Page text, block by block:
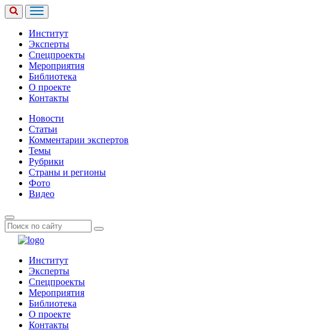
Институт
Эксперты
Спецпроекты
Мероприятия
Библиотека
О проекте
Контакты
Новости
Статьи
Комментарии экспертов
Темы
Рубрики
Страны и регионы
Фото
Видео
Институт
Эксперты
Спецпроекты
Мероприятия
Библиотека
О проекте
Контакты